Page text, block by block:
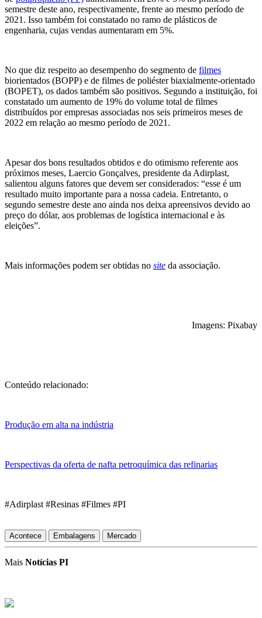
semestre deste ano, respectivamente, frente ao mesmo período de
2021. Isso também foi constatado no ramo de plásticos de
engenharia, cujas vendas aumentaram em 5%.
No que diz respeito ao desempenho do segmento de filmes
biorientados (BOPP) e de filmes de poliéster biaxialmente-orientado
(BOPET), os dados também são positivos. Segundo a instituição, foi
constatado um aumento de 19% do volume total de filmes
distribuídos por empresas associadas nos seis primeiros meses de
2022 em relação ao mesmo período de 2021.
Apesar dos bons resultados obtidos e do otimismo referente aos
próximos meses, Laercio Gonçalves, presidente da Adirplast,
salientou alguns fatores que devem ser considerados: “esse é um
resultado muito importante para a nossa cadeia. Entretanto, o
segundo semestre deste ano ainda nos deixa apreensivos devido ao
preço do dólar, aos problemas de logística internacional e às
eleições”.
Mais informações podem ser obtidas no site da associação.
Imagens: Pixabay
Conteúdo relacionado:
Produção em alta na indústria
Perspectivas da oferta de nafta petroquímica das refinarias
#Adirplast #Resinas #Filmes #PI
Acontece Embalagens Mercado
Mais Notícias PI